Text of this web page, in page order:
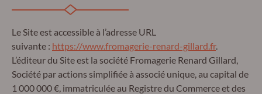
Le Site est accessible à l’adresse URL
suivante : https://www.fromagerie-renard-gillard.fr.
L’éditeur du Site est la société Fromagerie Renard Gillard,
Société par actions simplifiée à associé unique, au capital de
1 000 000 €, immatriculée au Registre du Commerce et des